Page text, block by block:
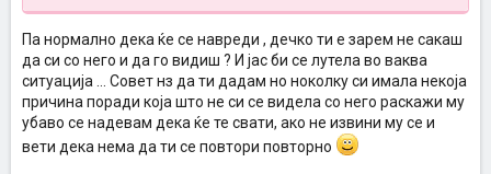
Па нормално дека ќе се навреди , дечко ти е зарем не сакаш
да си со него и да го видиш ? И јас би се лутела во ваква
ситуација ... Совет нз да ти дадам но ноколку си имала некоја
причина поради која што не си се видела со него раскажи му
убаво се надевам дека ќе те свати, ако не извини му се и
вети дека нема да ти се повтори повторно